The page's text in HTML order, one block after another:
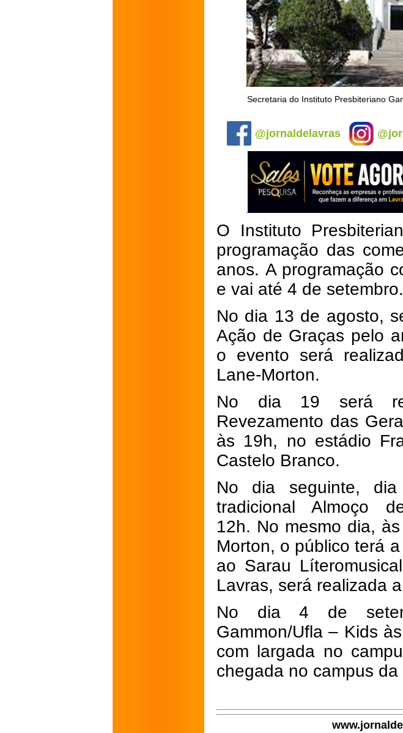
Secretaria do Instituto Presbiteriano
@jornaldelavras
O Instituto
programação das
anos. A programação
e vai até 4 de setembro.
No dia 13 de agosto,
Ação de Graças pelo
o evento será
Lane-Morton.
No dia 19 será
Revezamento das
às 19h, no estádio
Castelo Branco.
No dia seguinte,
tradicional Almoço
12h. No mesmo dia,
Morton, o público terá
ao Sarau
Lavras, será realizada
No dia 4 de
Gammon/Ufla – Kids
com largada no
chegada no campus da